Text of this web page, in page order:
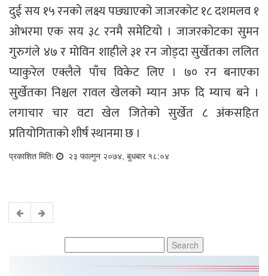
दुई सय १५ रनको लक्ष्य पछ्याएको जाजरकोट १८ दशमलव १
ओभरमा एक सय ३८ रनमै समेटियो । जाजरकोटका सुमन
गुरुगंले ४७ र मोविन शाहीले ३१ रन जोड्दा सुर्खेतका ललित
प्याकुरेल एक्लैले पाँच विकेट लिए । ७० रन बनाएका
सुर्खेतका निश्चल रावल खेलको म्यान अफ दि म्याच बने ।
लगाचार चार वटा खेल जितेको सुर्खेत ८ अंकसहित
प्रतियोगिताको शीर्ष स्थानमा छ ।
प्रकाशित मितिः २३ फाल्गुन २०७४, बुधबार १८:०४
for: